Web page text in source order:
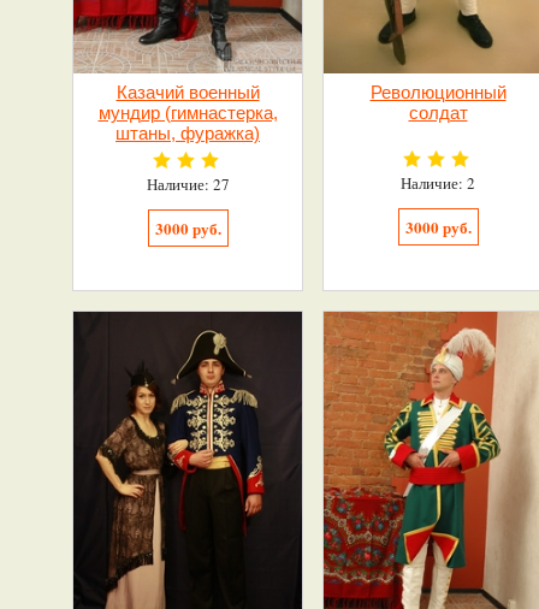
Казачий военный
мундир (гимнастерка,
штаны, фуражка)
Наличие: 27
3000 руб.
Революционный
солдат
Наличие: 2
3000 руб.